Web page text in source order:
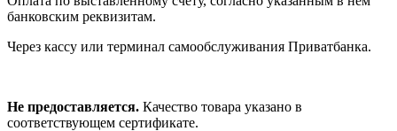
банковским реквизитам.
Через кассу или терминал самообслуживания Приватбанка.
Не предоставляется. Качество товара указано в
соответствующем сертификате.